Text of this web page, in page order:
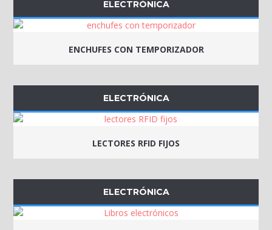
ELECTRÓNICA
ENCHUFES CON TEMPORIZADOR
ELECTRÓNICA
LECTORES RFID FIJOS
ELECTRÓNICA